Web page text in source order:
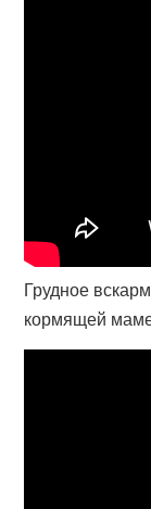
Грудное
кормящей